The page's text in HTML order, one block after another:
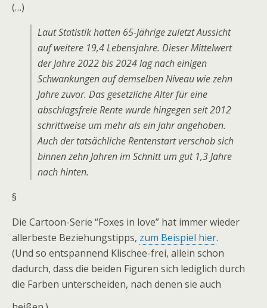
(…)
Laut Statistik hatten 65-Jährige zuletzt Aussicht
auf weitere 19,4 Lebensjahre. Dieser Mittelwert
der Jahre 2022 bis 2024 lag nach einigen
Schwankungen auf demselben Niveau wie zehn
Jahre zuvor. Das gesetzliche Alter für eine
abschlagsfreie Rente wurde hingegen seit 2012
schrittweise um mehr als ein Jahr angehoben.
Auch der tatsächliche Rentenstart verschob sich
binnen zehn Jahren im Schnitt um gut 1,3 Jahre
nach hinten.
§
Die Cartoon-Serie “Foxes in love” hat immer wieder
allerbeste Beziehungstipps, zum Beispiel hier.
(Und so entspannend Klischee-frei, allein schon
dadurch, dass die beiden Figuren sich lediglich durch
die Farben unterscheiden, nach denen sie auch